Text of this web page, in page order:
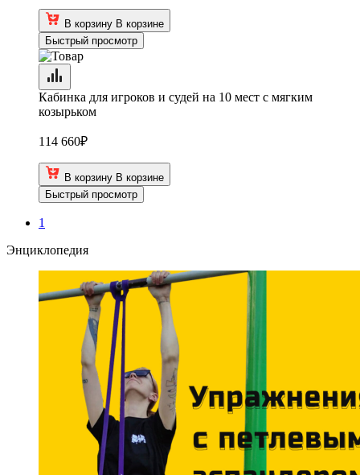
В корзину В корзине
Быстрый просмотр
Кабинка для игроков и судей на 10 мест с мягким
козырьком
114 660₽
В корзину В корзине
Быстрый просмотр
1
Энциклопедия